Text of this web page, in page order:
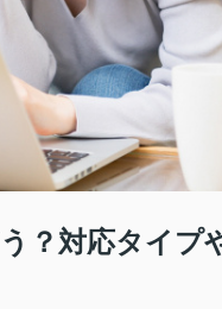
？対応タイプ